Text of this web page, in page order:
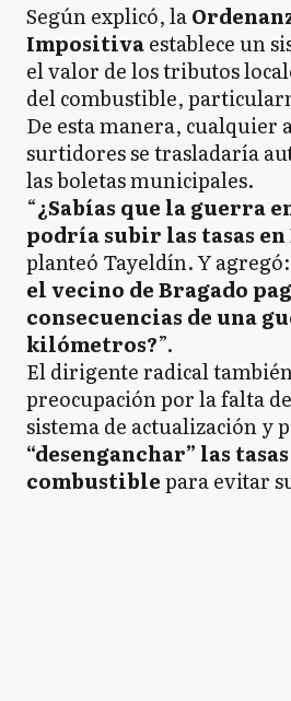
Según explicó, la
Impositivaestablece un
el valor de los tributos
del combustible,
De esta manera, cualquier
surtidores se trasladaría
las boletas municipales.
“¿Sabías que la guerra
podría subir las tasas en
planteó Tayeldín. Y agregó:
el vecino de Bragado
consecuencias de una
kilómetros?”.
El dirigente radical
preocupación por la falta
sistema de actualización y
“desenganchar” las
combustiblepara evitar